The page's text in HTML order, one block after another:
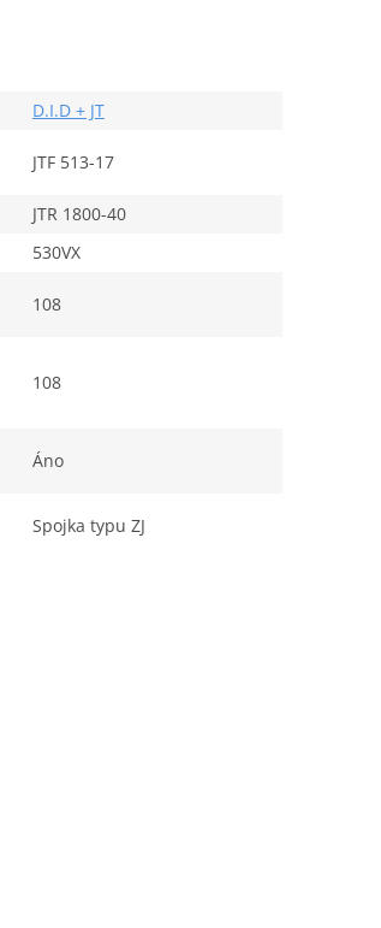
D.I.D + JT
JTF 513-17
JTR 1800-40
530VX
108
108
Áno
Spojka typu ZJ